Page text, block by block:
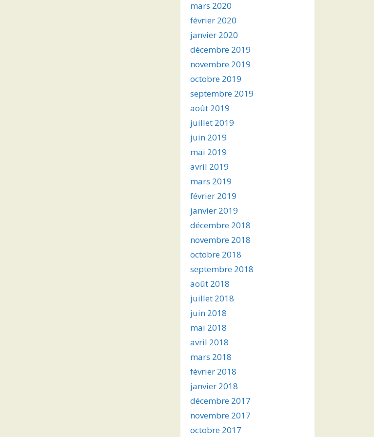
mars 2020
février 2020
janvier 2020
décembre 2019
novembre 2019
octobre 2019
septembre 2019
août 2019
juillet 2019
juin 2019
mai 2019
avril 2019
mars 2019
février 2019
janvier 2019
décembre 2018
novembre 2018
octobre 2018
septembre 2018
août 2018
juillet 2018
juin 2018
mai 2018
avril 2018
mars 2018
février 2018
janvier 2018
décembre 2017
novembre 2017
octobre 2017